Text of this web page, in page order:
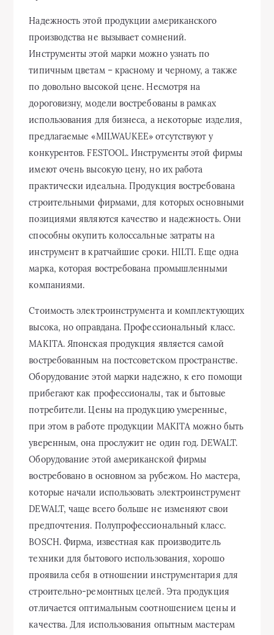
Надежность этой продукции американского
производства не вызывает сомнений.
Инструменты этой марки можно узнать по
типичным цветам – красному и черному, а также
по довольно высокой цене. Несмотря на
дороговизну, модели востребованы в рамках
использования для бизнеса, а некоторые изделия,
предлагаемые «MILWAUKEE» отсутствуют у
конкурентов. FESTOOL. Инструменты этой фирмы
имеют очень высокую цену, но их работа
практически идеальна. Продукция востребована
строительными фирмами, для которых основными
позициями являются качество и надежность. Они
способны окупить колоссальные затраты на
инструмент в кратчайшие сроки. HILTI. Еще одна
марка, которая востребована промышленными
компаниями.
Стоимость электроинструмента и комплектующих
высока, но оправдана. Профессиональный класс.
MAKITA. Японская продукция является самой
востребованным на постсоветском пространстве.
Оборудование этой марки надежно, к его помощи
прибегают как профессионалы, так и бытовые
потребители. Цены на продукцию умеренные,
при этом в работе продукции MAKITA можно быть
уверенным, она прослужит не один год. DEWALT.
Оборудование этой американской фирмы
востребовано в основном за рубежом. Но мастера,
которые начали использовать электроинструмент
DEWALT, чаще всего больше не изменяют свои
предпочтения. Полупрофессиональный класс.
BOSCH. Фирма, известная как производитель
техники для бытового использования, хорошо
проявила себя в отношении инструментария для
строительно-ремонтных целей. Эта продукция
отличается оптимальным соотношением цены и
качества. Для использования опытным мастерам